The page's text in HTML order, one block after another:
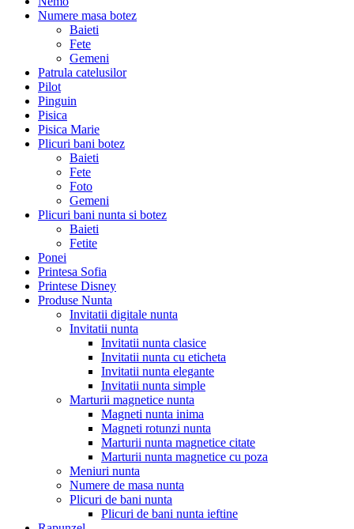
Numere masa botez
Baieti
Fete
Gemeni
Patrula catelusilor
Pilot
Pinguin
Pisica
Pisica Marie
Plicuri bani botez
Baieti
Fete
Foto
Gemeni
Plicuri bani nunta si botez
Baieti
Fetite
Ponei
Printesa Sofia
Printese Disney
Produse Nunta
Invitatii digitale nunta
Invitatii nunta
Invitatii nunta clasice
Invitatii nunta cu eticheta
Invitatii nunta elegante
Invitatii nunta simple
Marturii magnetice nunta
Magneti nunta inima
Magneti rotunzi nunta
Marturii nunta magnetice citate
Marturii nunta magnetice cu poza
Meniuri nunta
Numere de masa nunta
Plicuri de bani nunta
Plicuri de bani nunta ieftine